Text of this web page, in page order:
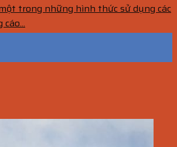
trong những hình thức sử dụng các